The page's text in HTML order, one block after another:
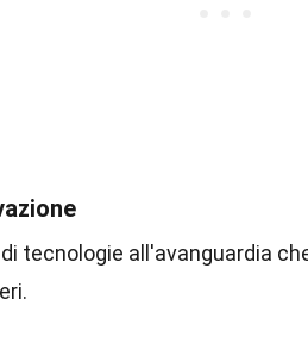
tecnologie all'avanguardia